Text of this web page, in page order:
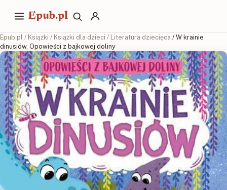
Epub.pl
Epub.pl / Książki / Książki dla dzieci / Literatura dziecięca / W krainie
dinusiów. Opowieści z bajkowej doliny